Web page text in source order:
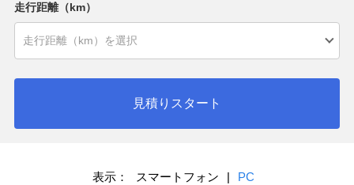
走行距離（km）
見積りスタート
表示： スマートフォン | PC